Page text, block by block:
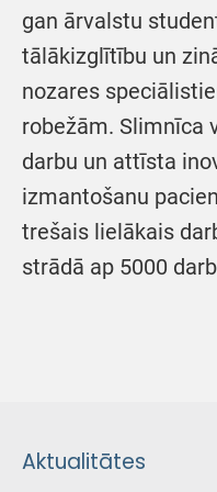
gan ārvalstu
tālākizglītību un
nozares
robežām. Slimnīca
darbu un attīsta
izmantošanu
trešais lielākais
strādā ap 5000
Aktualitātes